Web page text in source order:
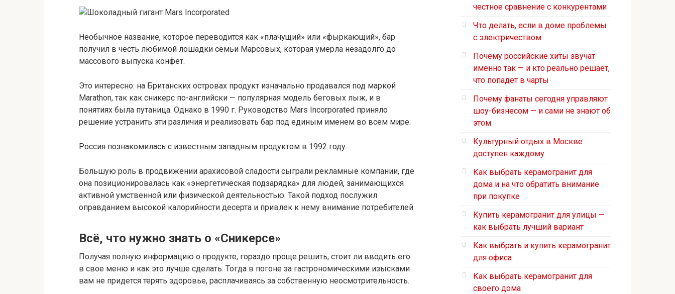
Необычное название, которое переводится как «плачущий» или «фыркающий», бар
получил в честь любимой лошадки семьи Марсовых, которая умерла незадолго до
массового выпуска конфет.
Это интересно: на Британских островах продукт изначально продавался под маркой
Marathon, так как сникерс по-английски — популярная модель беговых лыж, и в
понятиях была путаница. Однако в 1990 г. Руководство Mars Incorporated приняло
решение устранить эти различия и реализовать бар под единым именем во всем мире.
Россия познакомилась с известным западным продуктом в 1992 году.
Большую роль в продвижении арахисовой сладости сыграли рекламные компании, где
она позиционировалась как «энергетическая подзарядка» для людей, занимающихся
активной умственной или физической деятельностью. Такой подход послужил
оправданием высокой калорийности десерта и привлек к нему внимание потребителей.
Всё, что нужно знать о «Сникерсе»
Получая полную информацию о продукте, гораздо проще решить, стоит ли вводить его
в свое меню и как это лучше сделать. Тогда в погоне за гастрономическими изысками
вам не придется терять здоровье, расплачиваясь за собственную неосмотрительность.
честное сравнение с конкурентами
Что делать, если в доме проблемы
с электричеством
Почему российские хиты звучат
именно так — и кто реально решает,
что попадет в чарты
Почему фанаты сегодня управляют
шоу-бизнесом — и сами не знают об
этом
Культурный отдых в Москве
доступен каждому
Как выбрать керамогранит для
дома и на что обратить внимание
при покупке
Купить керамогранит для улицы —
как выбрать лучший вариант
Как выбрать и купить керамогранит
для офиса
Как выбрать керамогранит для
своего дома